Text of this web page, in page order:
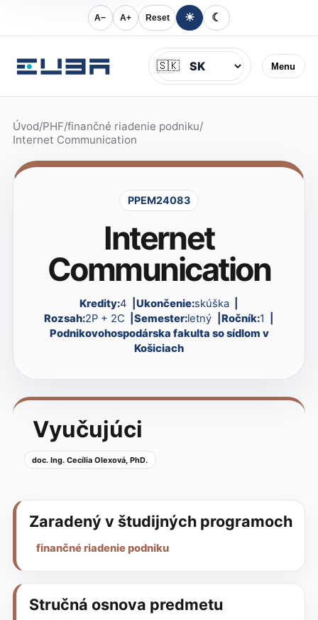
A− A+ Reset ☀ ☾
Menu
Jazyk
🇸🇰
Úvod/PHF/finančné riadenie podniku/
Internet Communication
PPEM24083
Internet
Communication
Kredity:4 Ukončenie:skúška
Rozsah:2P + 2C Semester:letný Ročník:1
Podnikovohospodárska fakulta so sídlom v
Košiciach
Vyučujúci
doc. Ing. Cecília Olexová, PhD.
Zaradený v študijných programoch
finančné riadenie podniku
Stručná osnova predmetu